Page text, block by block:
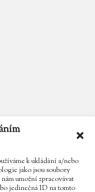
k ukládání a/nebo
jako jsou soubory
umožní zpracovávat
jedinečná ID na tomto